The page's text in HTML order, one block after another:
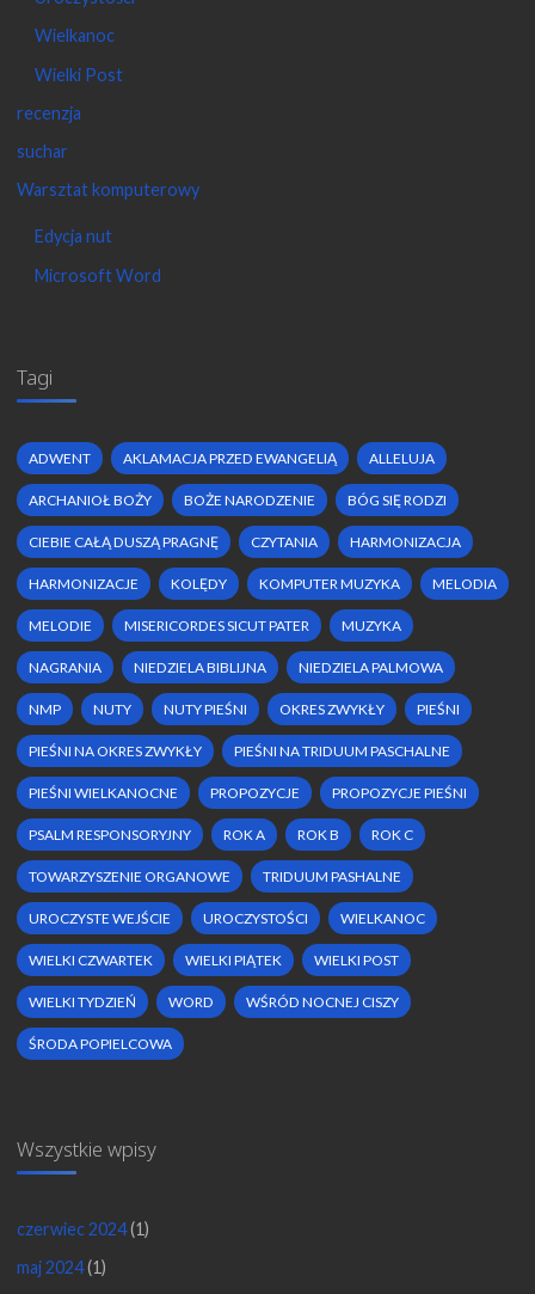
Wielkanoc
Wielki Post
recenzja
suchar
Warsztat komputerowy
Edycja nut
Microsoft Word
Tagi
ADWENT AKLAMACJA PRZED EWANGELIĄ ALLELUJA
ARCHANIOŁ BOŻY BOŻE NARODZENIE BÓG SIĘ RODZI
CIEBIE CAŁĄ DUSZĄ PRAGNĘ CZYTANIA HARMONIZACJA
HARMONIZACJE KOLĘDY KOMPUTER MUZYKA MELODIA
MELODIE MISERICORDES SICUT PATER MUZYKA
NAGRANIA NIEDZIELA BIBLIJNA NIEDZIELA PALMOWA
NMP NUTY NUTY PIEŚNI OKRES ZWYKŁY PIEŚNI
PIEŚNI NA OKRES ZWYKŁY PIEŚNI NA TRIDUUM PASCHALNE
PIEŚNI WIELKANOCNE PROPOZYCJE PROPOZYCJE PIEŚNI
PSALM RESPONSORYJNY ROK A ROK B ROK C
TOWARZYSZENIE ORGANOWE TRIDUUM PASHALNE
UROCZYSTE WEJŚCIE UROCZYSTOŚCI WIELKANOC
WIELKI CZWARTEK WIELKI PIĄTEK WIELKI POST
WIELKI TYDZIEŃ WORD WŚRÓD NOCNEJ CISZY
ŚRODA POPIELCOWA
Wszystkie wpisy
czerwiec 2024(1)
maj 2024(1)